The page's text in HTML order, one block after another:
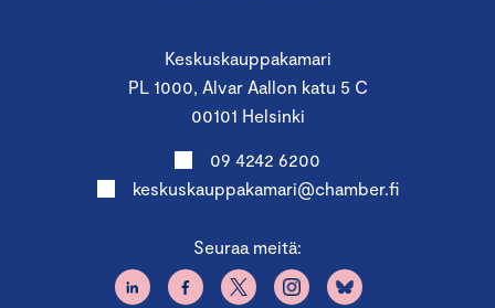
Keskuskauppakamari
PL 1000, Alvar Aallon katu 5 C
00101 Helsinki
09 4242 6200
keskuskauppakamari@chamber.fi
Seuraa meitä: